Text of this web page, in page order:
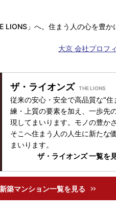
LIONS」へ。住まう人の心を豊か
大京 会社プロフ
ザ・ライオンズ
従来の安心・安全で高品質な“住
練・上質の要素を加え、一歩先
現してまいります。モノの豊か
そこへ住まう人の人生に新たな
まいります。
ザ・ライオンズ 一覧を
新築マンション一覧を見る